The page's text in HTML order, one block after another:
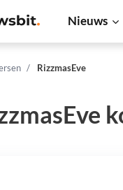
Nieuws
RizzmasEve